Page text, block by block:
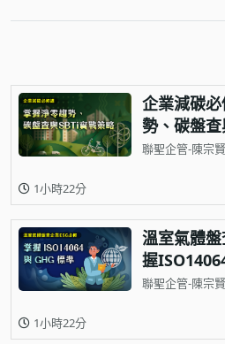
企業減碳
勢、碳盤
聯聖企管-陳宗賢
1小時22分
溫室氣體
握
聯聖企管-陳宗賢
1小時22分